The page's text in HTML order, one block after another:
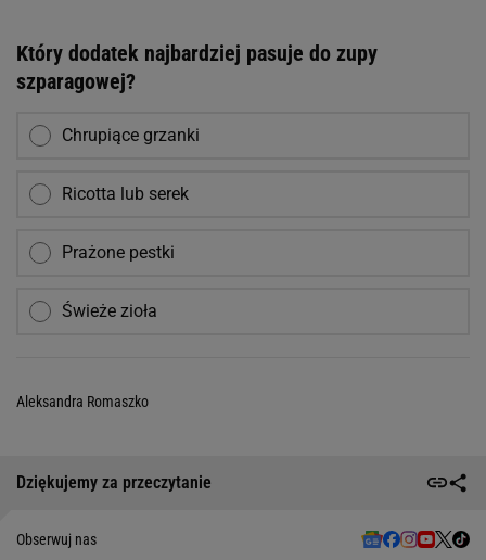
Który dodatek najbardziej pasuje do zupy
szparagowej?
Chrupiące grzanki
Ricotta lub serek
Prażone pestki
Świeże zioła
Aleksandra Romaszko
Dziękujemy za przeczytanie
Obserwuj nas